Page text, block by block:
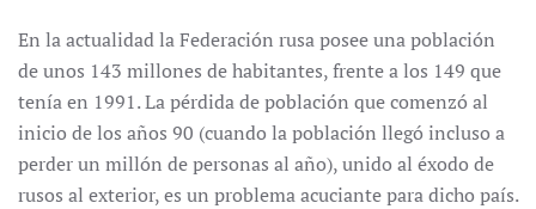
En la actualidad la Federación rusa posee una población
de unos 143 millones de habitantes, frente a los 149 que
tenía en 1991. La pérdida de población que comenzó al
inicio de los años 90 (cuando la población llegó incluso a
perder un millón de personas al año), unido al éxodo de
rusos al exterior, es un problema acuciante para dicho país.